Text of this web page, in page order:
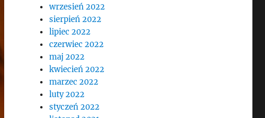
wrzesień 2022
sierpień 2022
lipiec 2022
czerwiec 2022
maj 2022
kwiecień 2022
marzec 2022
luty 2022
styczeń 2022